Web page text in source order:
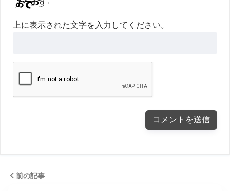
上に表示された文字を入力してください。
前の記事